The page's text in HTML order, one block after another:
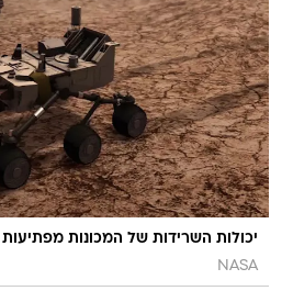
יכולות השרידות של המכונות
NASA